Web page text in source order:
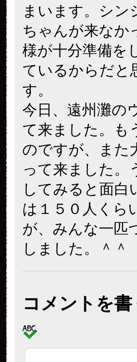
まいます。シン
ちゃんが来なか
様が十分準備を
ているからだと
す。
今日、遠州灘の
て来ました。も
のですが、また
って来ました。
してみると面白
は１５０人くら
が、みんな一匹
しました。＾＾
コメントを書